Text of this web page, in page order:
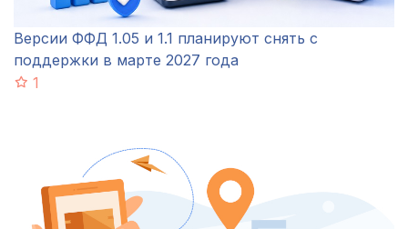
Версии ФФД 1.05 и 1.1 планируют снять с
поддержки в марте 2027 года
1